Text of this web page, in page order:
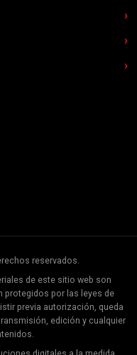
reservados.
de este sitio web son
protegidos por las leyes de
previa autorización, queda
edición y cualquier